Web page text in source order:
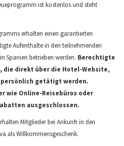
ist kostenlos und steht
erhalten einen garantierten
Aufenthalte in den teilnehmenden
Spanien betrieben werden. Berechtigte
die direkt über die Hotel-Website,
getätigt werden.
wie Online-Reisebüros oder
ausgeschlossen.
Mitglieder bei Ankunft in den
als Willkommensgeschenk.